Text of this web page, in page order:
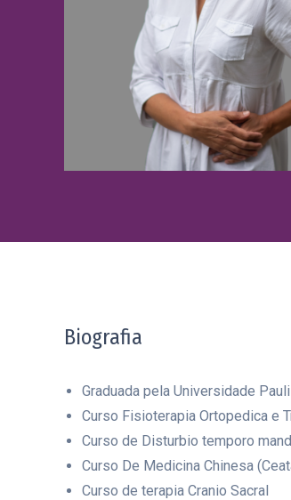
Biografia
Graduada pela Universidade
Curso Fisioterapia Ortopedica e
Curso de Disturbio temporo
Curso De Medicina Chinesa
Curso de terapia Cranio Sacral